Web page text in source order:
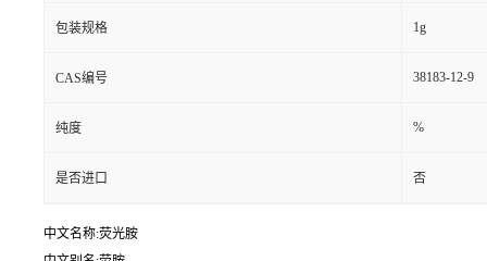
包装规格 1g
CAS编号 38183-12-9
纯度 %
是否进口 否
中文名称:荧光胺